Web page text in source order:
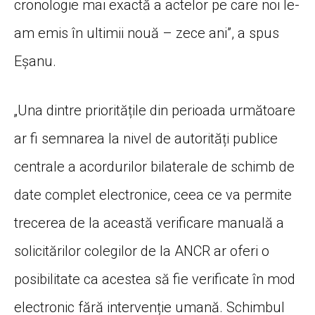
cronologie mai exactă a actelor pe care noi le-
am emis în ultimii nouă – zece ani”, a spus
Eșanu.
„Una dintre prioritățile din perioada următoare
ar fi semnarea la nivel de autorități publice
centrale a acordurilor bilaterale de schimb de
date complet electronice, ceea ce va permite
trecerea de la această verificare manuală a
solicitărilor colegilor de la ANCR ar oferi o
posibilitate ca acestea să fie verificate în mod
electronic fără intervenție umană. Schimbul